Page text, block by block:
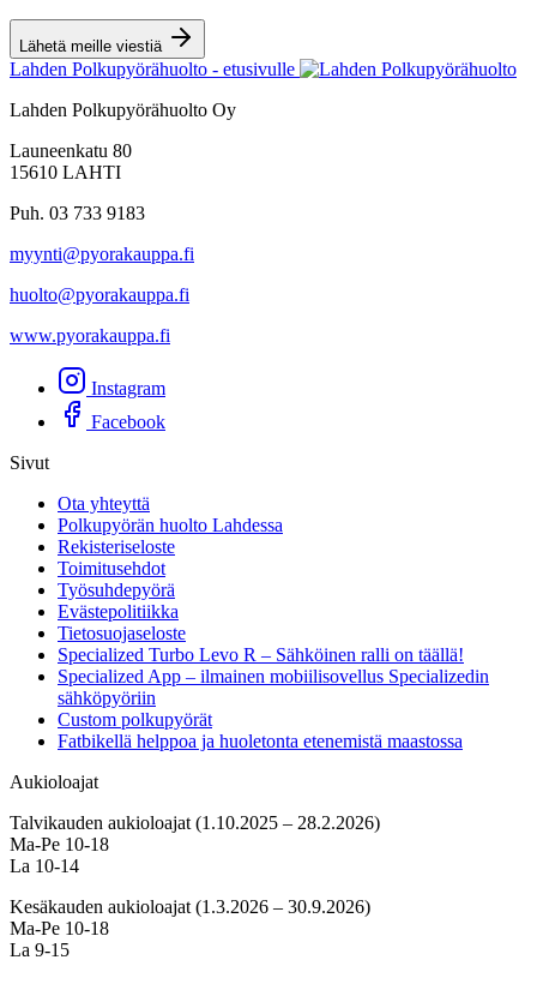
Lähetä meille viestiä
Lahden Polkupyörähuolto - etusivulle
Lahden Polkupyörähuolto Oy
Launeenkatu 80
15610 LAHTI
Puh. 03 733 9183
myynti@pyorakauppa.fi
huolto@pyorakauppa.fi
www.pyorakauppa.fi
Instagram
Facebook
Sivut
Ota yhteyttä
Polkupyörän huolto Lahdessa
Rekisteriseloste
Toimitusehdot
Työsuhdepyörä
Evästepolitiikka
Tietosuojaseloste
Specialized Turbo Levo R – Sähköinen ralli on täällä!
Specialized App – ilmainen mobiilisovellus Specializedin
sähköpyöriin
Custom polkupyörät
Fatbikellä helppoa ja huoletonta etenemistä maastossa
Aukioloajat
Talvikauden aukioloajat (1.10.2025 – 28.2.2026)
Ma-Pe 10-18
La 10-14
Kesäkauden aukioloajat (1.3.2026 – 30.9.2026)
Ma-Pe 10-18
La 9-15